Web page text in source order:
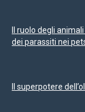
Il ruolo degli
dei parassiti nei
Il superpotere